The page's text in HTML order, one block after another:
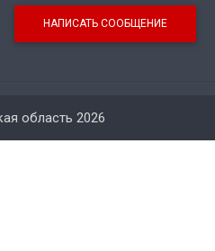
НАПИСАТЬ СООБЩЕНИЕ
область 2026